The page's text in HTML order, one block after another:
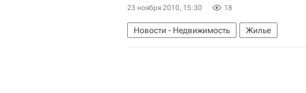
23 ноября 2010, 15:30 18
Новости - Недвижимость Жилье